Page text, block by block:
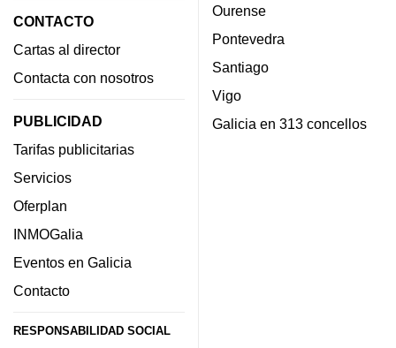
CONTACTO
Cartas al director
Contacta con nosotros
PUBLICIDAD
Tarifas publicitarias
Servicios
Oferplan
INMOGalia
Eventos en Galicia
Contacto
RESPONSABILIDAD SOCIAL
Ourense
Pontevedra
Santiago
Vigo
Galicia en 313 concellos